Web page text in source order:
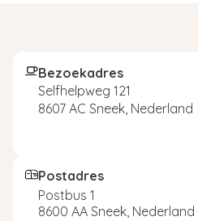
Bezoekadres
Selfhelpweg 121
8607 AC Sneek, Nederland
Postadres
Postbus 1
8600 AA Sneek, Nederland